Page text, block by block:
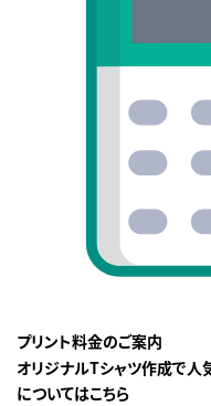
プリント料金のご案内
オリジナルTシャツ作成で
についてはこちら